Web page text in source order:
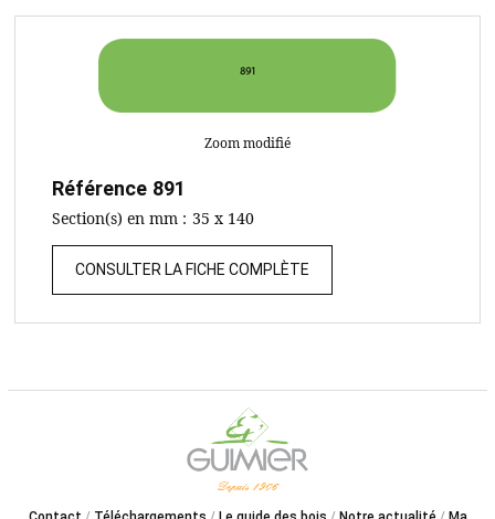
Zoom modifié
Référence 891
Section(s) en mm : 35 x 140
CONSULTER LA FICHE COMPLÈTE